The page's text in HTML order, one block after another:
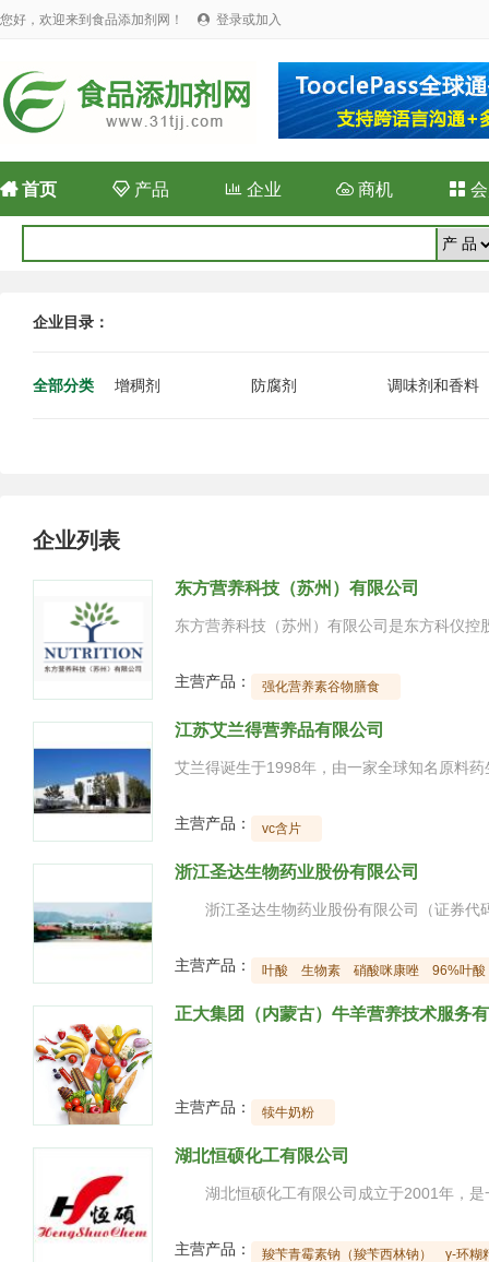
您好，欢迎来到食品添加剂网！  登录或加入
首页 产品 企业  商机 
企业目录：
全部分类 增稠剂 防腐剂 调味剂和香料
企业列表
东方营养科技（苏州）有限公司
主营产品： 强化营养素谷物膳食
江苏艾兰得营养品有限公司
主营产品： vc含片
浙江圣达生物药业股份有限公司
主营产品： 叶酸 生物素 硝酸咪康唑 96%叶酸
正大集团（内蒙古）牛羊营养技术服务
主营产品： 犊牛奶粉
湖北恒硕化工有限公司
主营产品： 羧苄青霉素钠（羧苄西林钠） γ-环糊